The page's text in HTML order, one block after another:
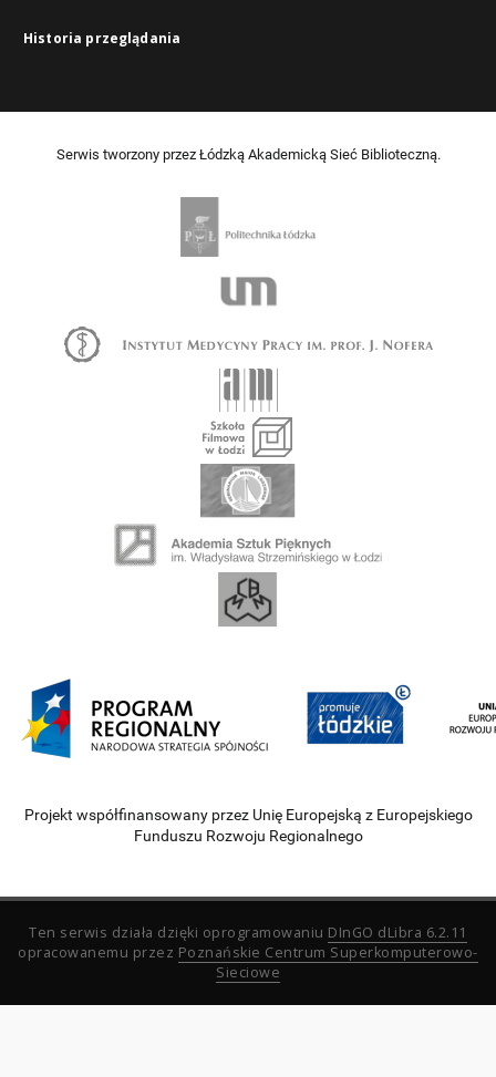
Historia przeglądania
Serwis tworzony przez Łódzką Akademicką Sieć Biblioteczną.
Projekt współfinansowany przez Unię Europejską z Europejskiego
Funduszu Rozwoju Regionalnego
Ten serwis działa dzięki oprogramowaniu DInGO dLibra 6.2.11
opracowanemu przez Poznańskie Centrum Superkomputerowo-
Sieciowe